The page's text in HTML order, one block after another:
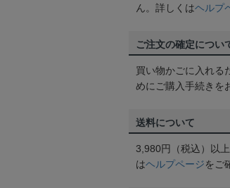
ん。詳しくはヘルプ
ご注文の確定につい
買い物かごに入れる
めにご購入手続きを
送料について
3,980円（税込）以
はヘルプページをご